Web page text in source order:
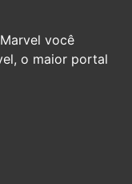
você
o maior portal